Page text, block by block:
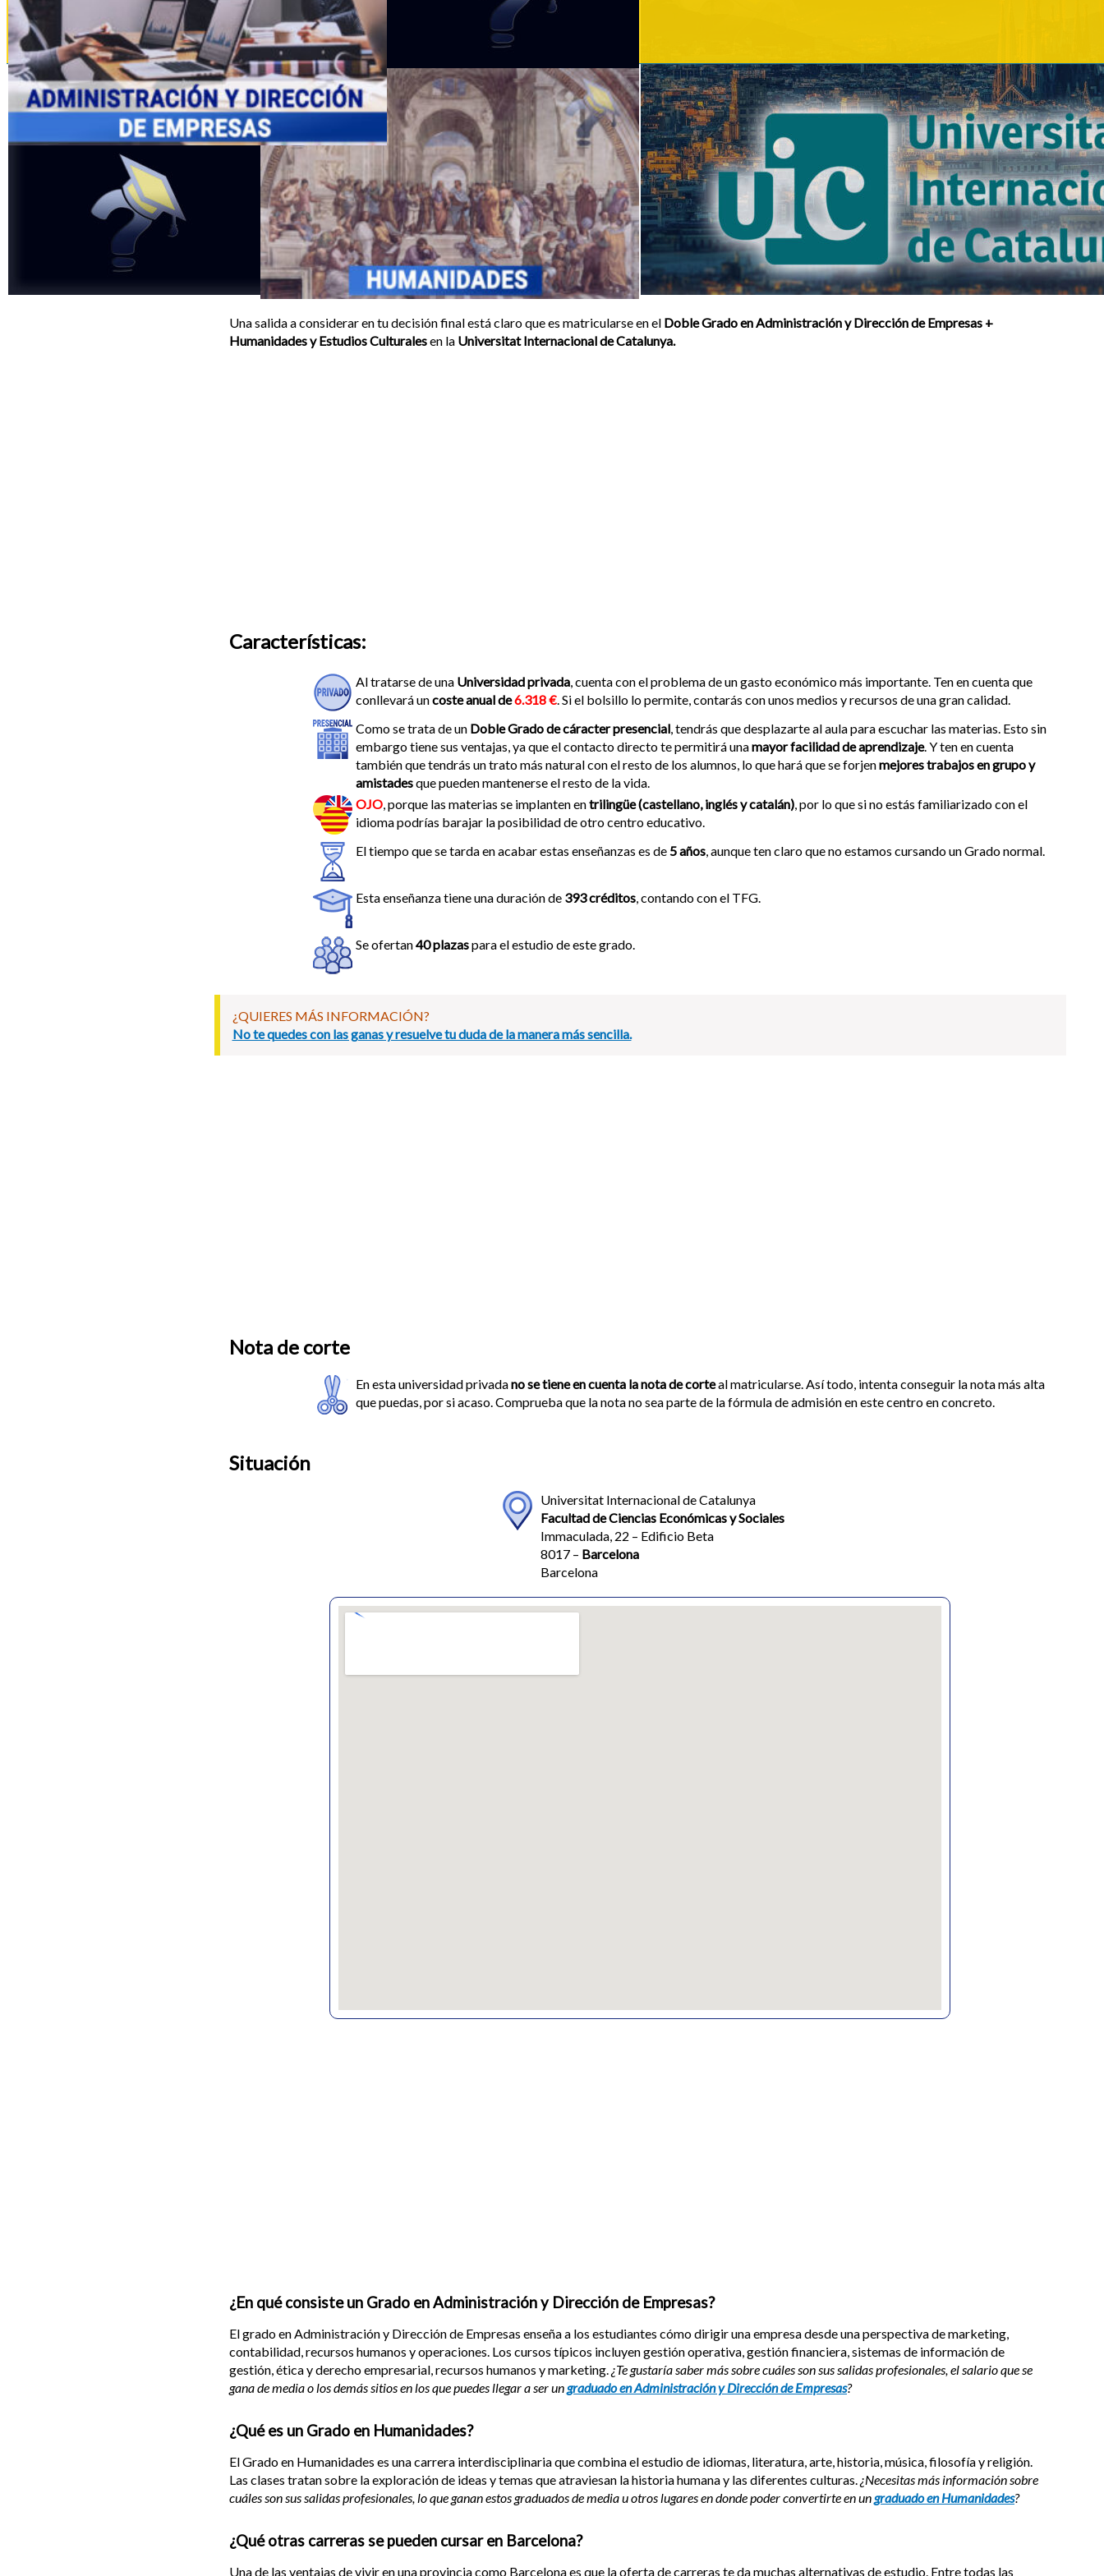
La Nota de Admisión
Tipos de
Bachillerato
Una salida a considerar en tu decisión final está claro que es matricularse en el Doble Grado en Administración y Dirección de Empresas +
Humanidades y Estudios Culturalesen la Universitat Internacional de Catalunya.
Características:
Al tratarse de una Universidad privada , cuenta con el problema de un gasto económico más importante. Ten en cuenta que
conllevará uncoste anual de6.318 € . Si el bolsillo lo permite, contarás con unos medios y recursos de una gran calidad.
Como se trata de un Doble Grado de cáracter presencial , tendrás que desplazarte al aula para escuchar las materias. Esto sin
embargo tiene sus ventajas, ya que el contacto directo te permitirá unamayor facilidad de aprendizaje. Y ten en cuenta
también que tendrás un trato más natural con el resto de los alumnos, lo que hará que se forjenmejores trabajos en grupo y
amistadesque pueden mantenerse el resto de la vida.
OJO , porque las materias se implanten entrilingüe (castellano, inglés y catalán) , por lo que si no estás familiarizado con el
idioma podrías barajar la posibilidad de otro centro educativo.
El tiempo que se tarda en acabar estas enseñanzas es de 5 años , aunque ten claro que no estamos cursando un Grado normal.
Esta enseñanza tiene una duración de 393 créditos , contando con el TFG.
Se ofertan40 plazaspara el estudio de este grado.
¿QUIERES MÁS INFORMACIÓN?
No te quedes con las ganas y resuelve tu duda de la manera más sencilla.
Nota de corte
En esta universidad privadano se tiene en cuenta la nota de corteal matricularse. Así todo, intenta conseguir la nota más alta
que puedas, por si acaso. Comprueba que la nota no sea parte de la fórmula de admisión en este centro en concreto.
Situación
Universitat Internacional de Catalunya
Facultad de Ciencias Económicas y Sociales
Immaculada, 22 – Edificio Beta
8017 – Barcelona
Barcelona
¿En qué consiste un Grado en Administración y Dirección de Empresas?
El grado en Administración y Dirección de Empresas enseña a los estudiantes cómo dirigir una empresa desde una perspectiva de marketing,
contabilidad, recursos humanos y operaciones. Los cursos típicos incluyen gestión operativa, gestión financiera, sistemas de información de
gestión, ética y derecho empresarial, recursos humanos y marketing. ¿Te gustaría saber más sobre cuáles son sus salidas profesionales, el salario que se
gana de media o los demás sitios en los que puedes llegar a ser ungraduado en Administración y Dirección de Empresas?
¿Qué es un Grado en Humanidades?
El Grado en Humanidades es una carrera interdisciplinaria que combina el estudio de idiomas, literatura, arte, historia, música, filosofía y religión.
Las clases tratan sobre la exploración de ideas y temas que atraviesan la historia humana y las diferentes culturas. ¿Necesitas más información sobre
cuáles son sus salidas profesionales, lo que ganan estos graduados de media u otros lugares en donde poder convertirte en ungraduado en Humanidades?
¿Qué otras carreras se pueden cursar en Barcelona?
Una de las ventajas de vivir en una provincia como Barcelona es que la oferta de carreras te da muchas alternativas de estudio. Entre todas las